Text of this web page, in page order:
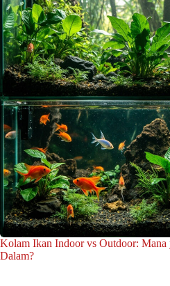
Kolam Ikan Indoor vs Outdoor:
Dalam?